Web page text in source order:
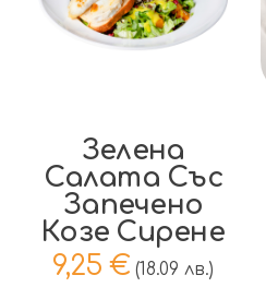
Зелена
Салата Със
Запечено
Козе Сирене
9,25 € (18.09 лв.)